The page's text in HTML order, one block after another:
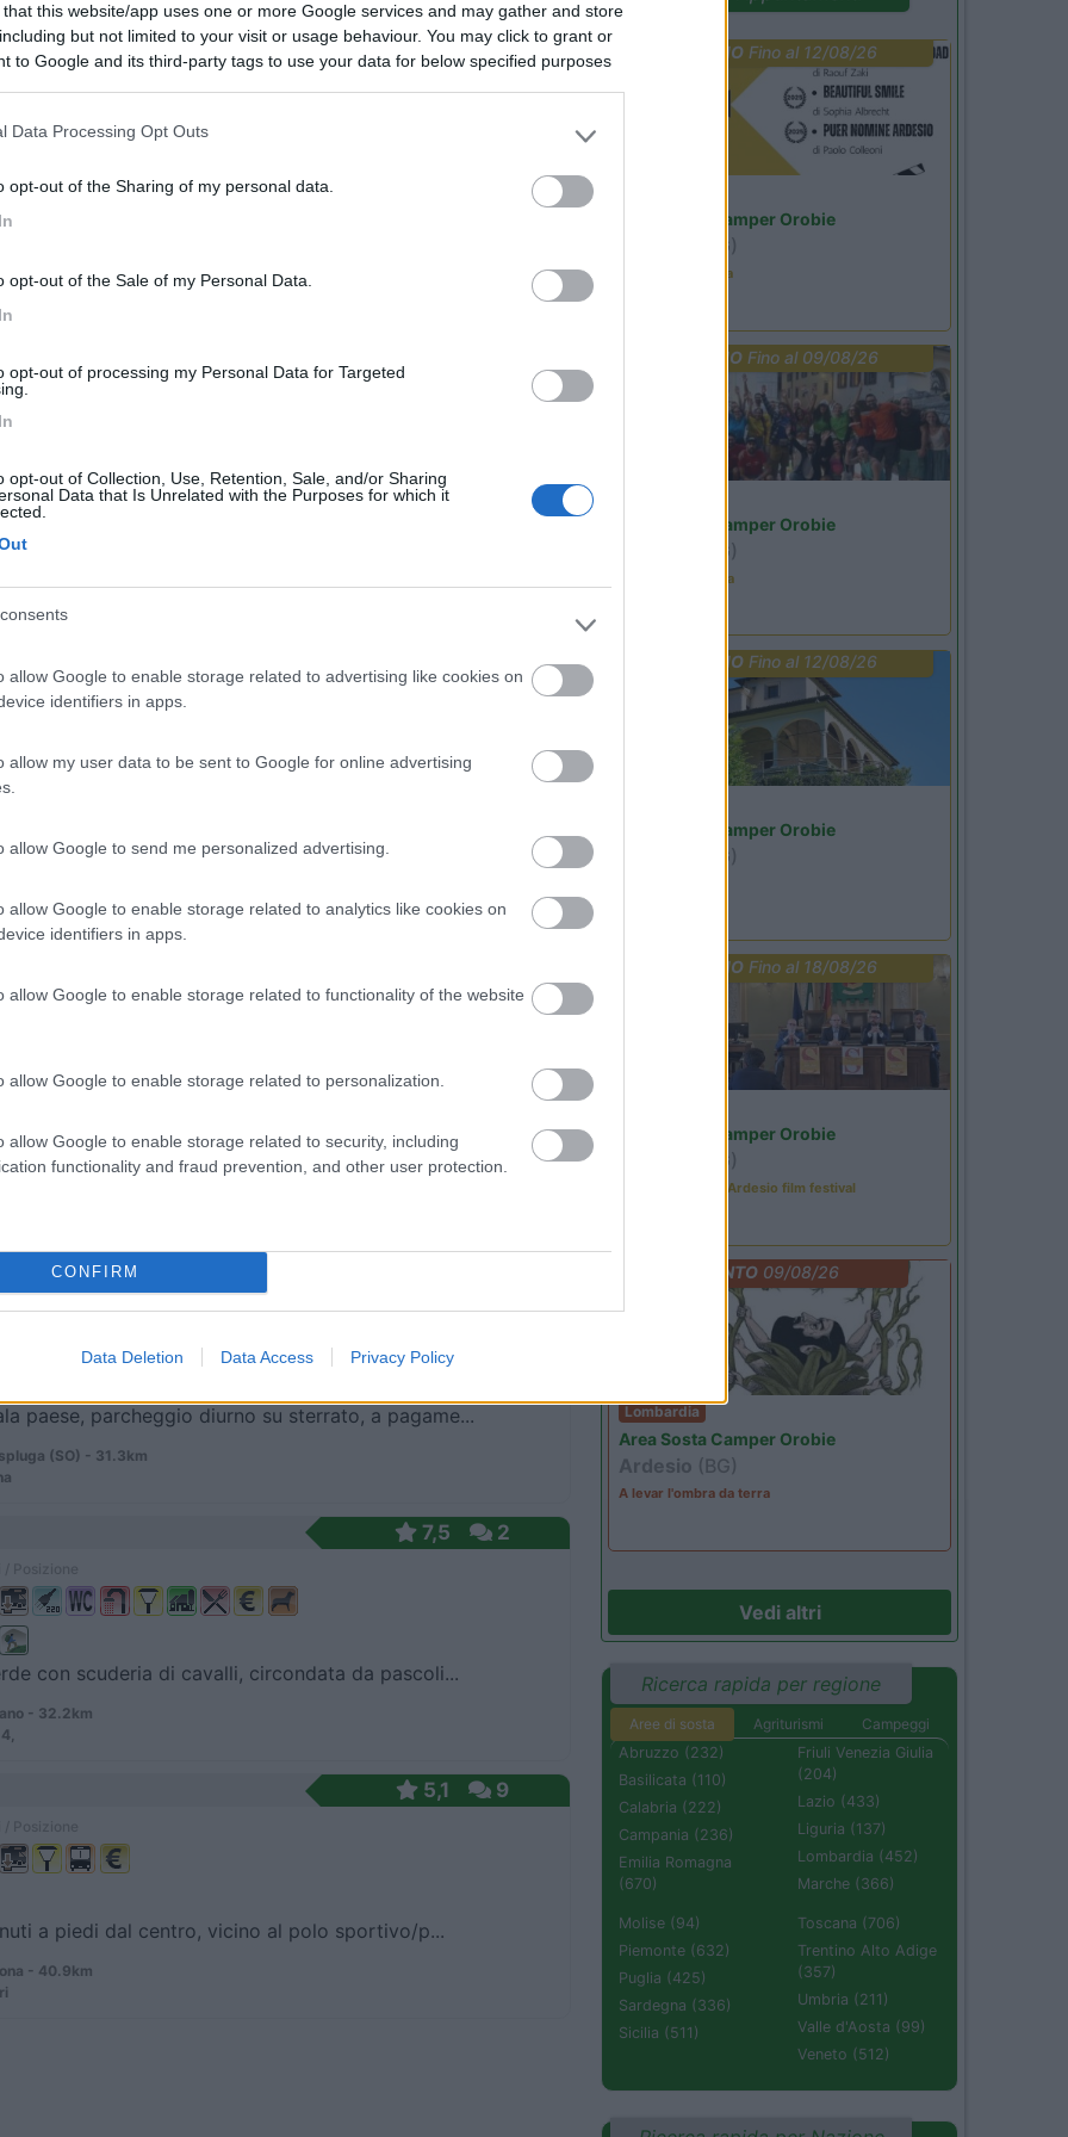
that this website/app uses one or more Google services and may gather and store
but not limited to your visit or usage behaviour. You may click to grant or
to Google and its third-party tags to use your data for below specified purposes
Data Processing Opt Outs
opt-out of the Sharing of my personal data.
opt-out of the Sale of my Personal Data.
opt-out of processing my Personal Data for Targeted
opt-out of Collection, Use, Retention, Sale, and/or Sharing
Data that Is Unrelated with the Purposes for which it
allow Google to enable storage related to advertising like cookies on
identifiers in apps.
allow my user data to be sent to Google for online advertising
allow Google to send me personalized advertising.
allow Google to enable storage related to analytics like cookies on
identifiers in apps.
allow Google to enable storage related to functionality of the website
allow Google to enable storage related to personalization.
allow Google to enable storage related to security, including
functionality and fraud prevention, and other user protection.
CONFIRM
Data Deletion Data Access Privacy Policy
poco prima del tunnel del San Gottardo, area auto...
1
Posizione
autostradale di Airolo, vicino alle funivie Ai...
7
Posizione
26.7km
8
Posizione
lago della Piazza, punto sosta su asfalto, ness...
28.9km
nel Canton Ticino, il punto sosta, in ampliamento...
Posizione
paese, parcheggio diurno su sterrato, a pagame...
(SO) - 31.3km
7,5 2
con scuderia di cavalli, circondata da pascoli...
- 32.2km
5,1 9
a piedi dal centro, vicino al polo sportivo/p...
- 40.9km
PROMO Fino al 12/08/26
Area Sosta Camper Orobie
(BG)
Estate in cineteca
PROMO Fino al 09/08/26
Area Sosta Camper Orobie
(BG)
Ardesio in scatola
PROMO Fino al 12/08/26
Area Sosta Camper Orobie
(BG)
PROMO Fino al 18/08/26
Area Sosta Camper Orobie
(BG)
Sacrae Scenae - Ardesio film festival
EVENTO09/08/26
Lombardia
Area Sosta Camper Orobie
Ardesio (BG)
A levar l'ombra da terra
Vedi altri
Ricerca rapida per regione
Aree di sosta Agriturismi
Campeggi
Abruzzo (232)
Basilicata (110)
Calabria (222)
Campania (236)
Emilia Romagna
(670)
Friuli Venezia Giulia
(204)
Lazio (433)
Liguria (137)
Lombardia (452)
Marche (366)
Molise (94)
Piemonte (632)
Puglia (425)
Sardegna (336)
Sicilia (511)
Toscana (706)
Trentino Alto Adige
(357)
Umbria (211)
Valle d'Aosta (99)
Veneto (512)